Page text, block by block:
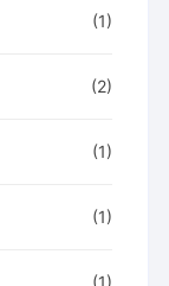
(1)
(2)
(1)
(1)